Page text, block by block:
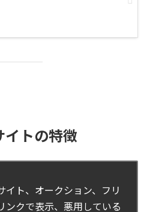
トの特徴
イト、オークション、フリ
ンクで表示、悪用している